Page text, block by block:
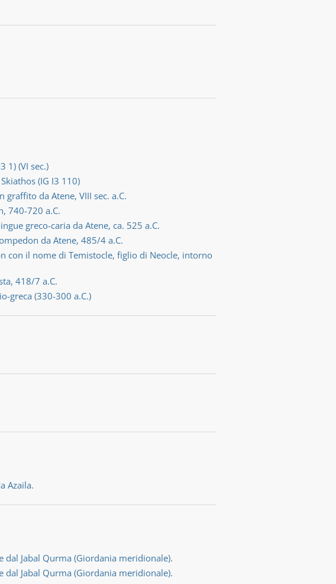
1) (VI sec.)
(IG I3 110)
da Atene, VIII sec. a.C.
740-720 a.C.
greco-caria da Atene, ca. 525 a.C.
da Atene, 485/4 a.C.
con il nome di Temistocle, figlio di Neocle, intorno
418/7 a.C.
greca (330-300 a.C.)
Azaila.
Jabal Qurma (Giordania meridionale).
Jabal Qurma (Giordania meridionale).